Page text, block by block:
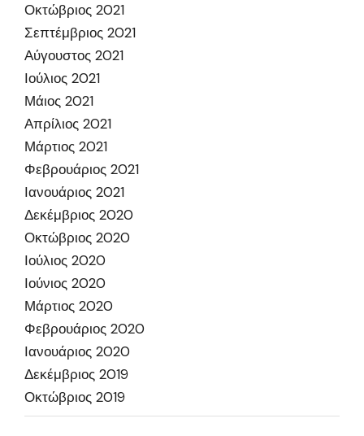
Οκτώβριος 2021
Σεπτέμβριος 2021
Αύγουστος 2021
Ιούλιος 2021
Μάιος 2021
Απρίλιος 2021
Μάρτιος 2021
Φεβρουάριος 2021
Ιανουάριος 2021
Δεκέμβριος 2020
Οκτώβριος 2020
Ιούλιος 2020
Ιούνιος 2020
Μάρτιος 2020
Φεβρουάριος 2020
Ιανουάριος 2020
Δεκέμβριος 2019
Οκτώβριος 2019